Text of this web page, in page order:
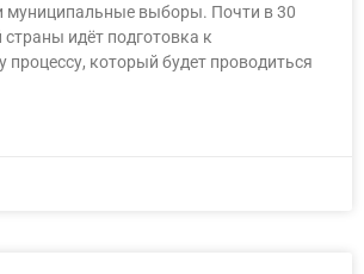
муниципальные выборы. Почти в 30
страны идёт подготовка к
процессу, который будет проводиться